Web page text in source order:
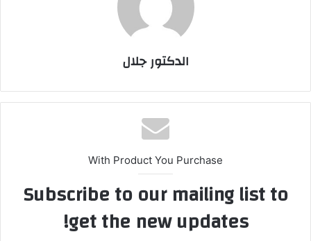
الدكتور جلال
With Product You Purchase
Subscribe to our mailing list to
get the new updates!